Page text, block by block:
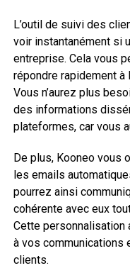
L’outil de suivi des
voir instantanément si
entreprise. Cela vous
répondre rapidement
Vous n’aurez plus
des informations
plateformes, car vous
De plus, Kooneo
les emails
pourrez ainsi
cohérente avec eux
Cette personnalisation
à vos communications
clients.